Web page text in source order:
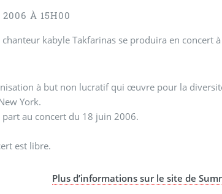
À 15H00
kabyle Takfarinas se produira en concert
à but non lucratif qui œuvre pour la
York.
au concert du 18 juin 2006.
est libre.
Plus d’informations sur le site de